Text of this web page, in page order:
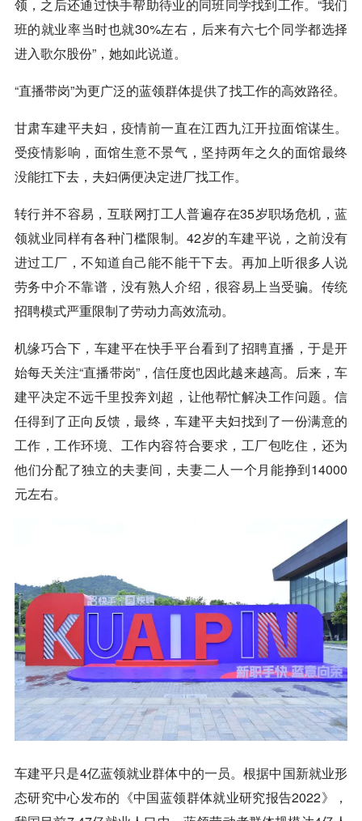
领，之后还通过快手帮助待业的同班同学找到工作。“我们
班的就业率当时也就30%左右，后来有六七个同学都选择
进入歌尔股份”，她如此说道。
“直播带岗”为更广泛的蓝领群体提供了找工作的高效路径。
甘肃车建平夫妇，疫情前一直在江西九江开拉面馆谋生。
受疫情影响，面馆生意不景气，坚持两年之久的面馆最终
没能扛下去，夫妇俩便决定进厂找工作。
转行并不容易，互联网打工人普遍存在35岁职场危机，蓝
领就业同样有各种门槛限制。42岁的车建平说，之前没有
进过工厂，不知道自己能不能干下去。再加上听很多人说
劳务中介不靠谱，没有熟人介绍，很容易上当受骗。传统
招聘模式严重限制了劳动力高效流动。
机缘巧合下，车建平在快手平台看到了招聘直播，于是开
始每天关注“直播带岗”，信任度也因此越来越高。后来，车
建平决定不远千里投奔刘超，让他帮忙解决工作问题。信
任得到了正向反馈，最终，车建平夫妇找到了一份满意的
工作，工作环境、工作内容符合要求，工厂包吃住，还为
他们分配了独立的夫妻间，夫妻二人一个月能挣到14000
元左右。
车建平只是4亿蓝领就业群体中的一员。根据中国新就业形
态研究中心发布的《中国蓝领群体就业研究报告2022》，